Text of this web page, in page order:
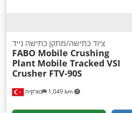
טורקיה 1,049 km
ציוד כתישה/מתקן כתישה נייד
FABO Mobile Crushing
Plant Mobile Tracked VSI
Crusher FTV-90S